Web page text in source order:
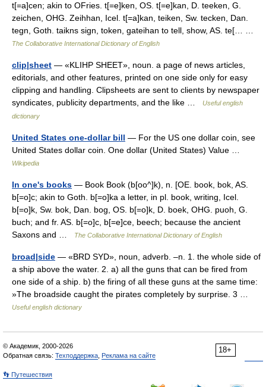
t[=a]cen; akin to OFries. t[=e]ken, OS. t[=e]kan, D. teeken, G.
zeichen, OHG. Zeihhan, Icel. t[=a]kan, teiken, Sw. tecken, Dan.
tegn, Goth. taikns sign, token, gateihan to tell, show, AS. te[… …
The Collaborative International Dictionary of English
clip|sheet — «KLIHP SHEET», noun. a page of news articles,
editorials, and other features, printed on one side only for easy
clipping and handling. Clipsheets are sent to clients by newspaper
syndicates, publicity departments, and the like …
Useful english
dictionary
United States one-dollar bill — For the US one dollar coin, see
United States dollar coin. One dollar (United States) Value …
Wikipedia
In one's books — Book Book (b[oo^]k), n. [OE. book, bok, AS.
b[=o]c; akin to Goth. b[=o]ka a letter, in pl. book, writing, Icel.
b[=o]k, Sw. bok, Dan. bog, OS. b[=o]k, D. boek, OHG. puoh, G.
buch; and fr. AS. b[=o]c, b[=e]ce, beech; because the ancient
Saxons and …
The Collaborative International Dictionary of English
broad|side — «BRD SYD», noun, adverb. –n. 1. the whole side of
a ship above the water. 2. a) all the guns that can be fired from
one side of a ship. b) the firing of all these guns at the same time:
»The broadside caught the pirates completely by surprise. 3 …
Useful english dictionary
18+
© Академик, 2000-2026
Обратная связь: Техподдержка Реклама на сайте
👣 Путешествия